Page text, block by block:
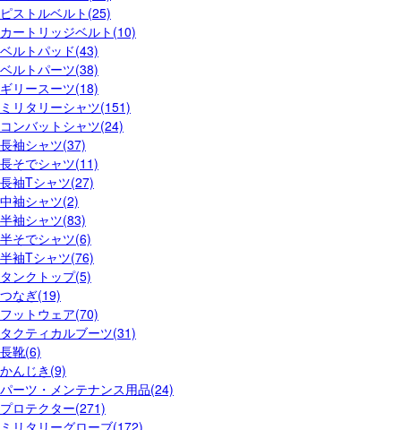
ピストルベルト(25)
カートリッジベルト(10)
ベルトパッド(43)
ベルトパーツ(38)
ギリースーツ(18)
ミリタリーシャツ(151)
コンバットシャツ(24)
長袖シャツ(37)
長そでシャツ(11)
長袖Tシャツ(27)
中袖シャツ(2)
半袖シャツ(83)
半そでシャツ(6)
半袖Tシャツ(76)
タンクトップ(5)
つなぎ(19)
フットウェア(70)
タクティカルブーツ(31)
長靴(6)
かんじき(9)
パーツ・メンテナンス用品(24)
プロテクター(271)
ミリタリーグローブ(172)